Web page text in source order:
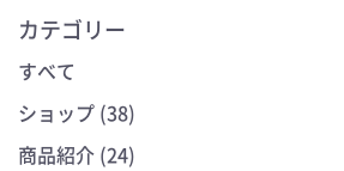
カテゴリー
すべて
ショップ (38)
商品紹介 (24)